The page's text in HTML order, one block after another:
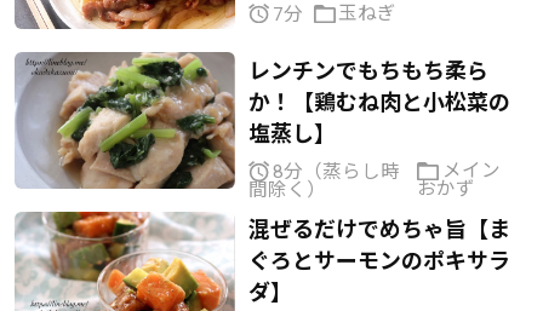
7分 玉ねぎ
レンチンでもちもち柔ら
か！【鶏むね肉と小松菜の
塩蒸し】
8分（蒸らし時
間除く）
メイン
おかず
混ぜるだけでめちゃ旨【ま
ぐろとサーモンのポキサラ
ダ】